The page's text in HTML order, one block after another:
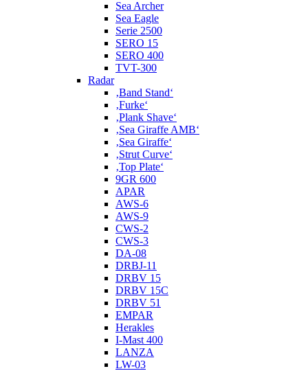
Sea Archer
Sea Eagle
Serie 2500
SERO 15
SERO 400
TVT-300
Radar
‚Band Stand‘
‚Furke‘
‚Plank Shave‘
‚Sea Giraffe AMB‘
‚Sea Giraffe‘
‚Strut Curve‘
‚Top Plate‘
9GR 600
APAR
AWS-6
AWS-9
CWS-2
CWS-3
DA-08
DRBJ-11
DRBV 15
DRBV 15C
DRBV 51
EMPAR
Herakles
I-Mast 400
LANZA
LW-03